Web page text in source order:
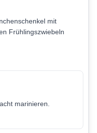
mit
Frühlingszwiebeln
marinieren.